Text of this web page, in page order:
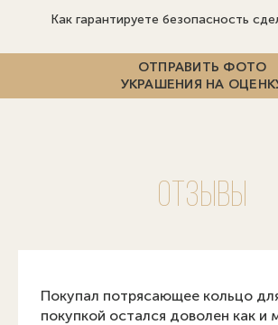
Как гарантируете безопасность
ОТПРАВИТЬ ФОТО
УКРАШЕНИЯ НА
Отзывы
Покупал потрясающее кольцо
покупкой остался доволен как и